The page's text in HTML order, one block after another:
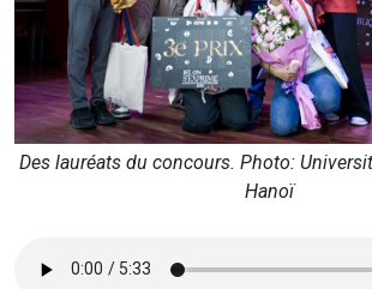
Des lauréats du concours. Photo:
Hanoï